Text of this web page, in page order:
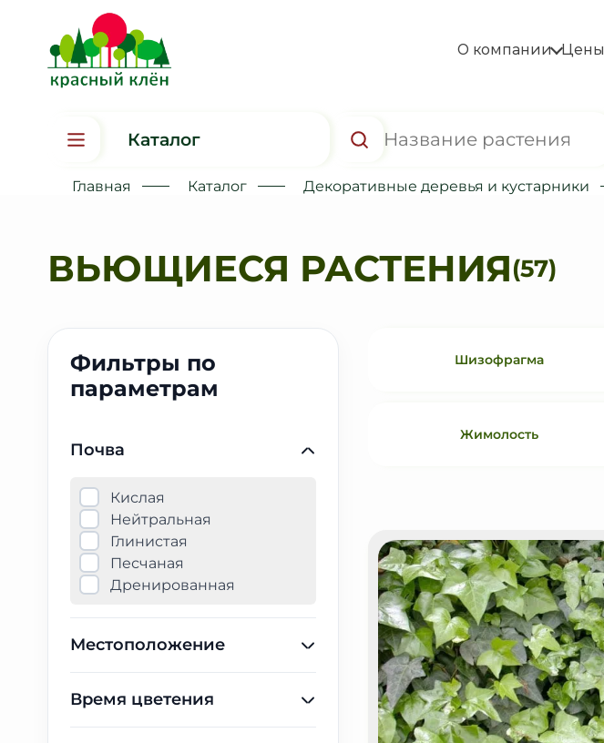
О компании Цены
Каталог
Главная Каталог Декоративные деревья и кустарники
ВЬЮЩИЕСЯ РАСТЕНИЯ(57)
Фильтры по
параметрам
Почва
Кислая
Нейтральная
Глинистая
Песчаная
Дренированная
Местоположение
Время цветения
Шизофрагма
Жимолость